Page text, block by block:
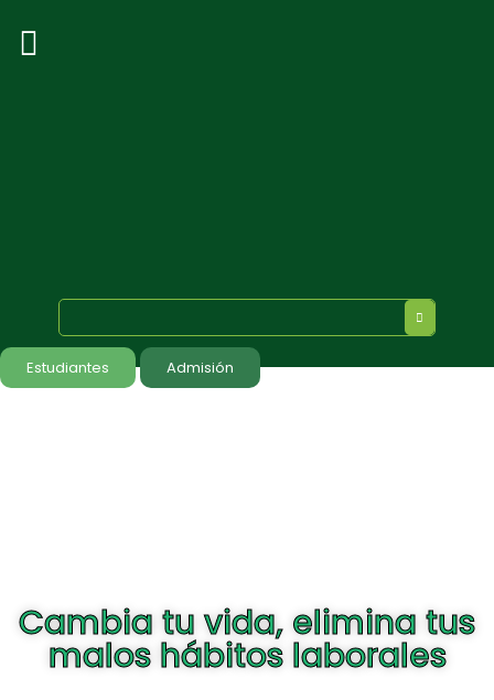
Estudiantes Admisión
Cambia tu vida, elimina tus
malos hábitos laborales